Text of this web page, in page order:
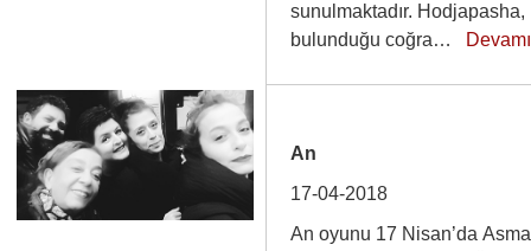
sunulmaktadır. Hodjapasha,
bulunduğu coğra… Devamı
An
17-04-2018
An oyunu 17 Nisan’da